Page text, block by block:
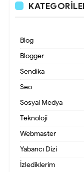
Blog
Blogger
Sendika
Seo
Sosyal Medya
Teknoloji
Webmaster
Yabancı Dizi
İzlediklerim